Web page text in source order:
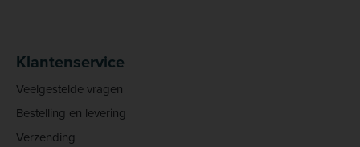
Klantenservice
Veelgestelde vragen
Bestelling en levering
Verzending